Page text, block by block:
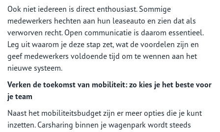
Ook niet iedereen is direct enthousiast. Sommige
medewerkers hechten aan hun leaseauto en zien dat als
verworven recht. Open communicatie is daarom essentieel.
Leg uit waarom je deze stap zet, wat de voordelen zijn en
geef medewerkers voldoende tijd om te wennen aan het
nieuwe systeem.
Verken de toekomst van mobiliteit: zo kies je het beste voor
je team
Naast het mobiliteitsbudget zijn er meer opties die je kunt
inzetten. Carsharing binnen je wagenpark wordt steeds